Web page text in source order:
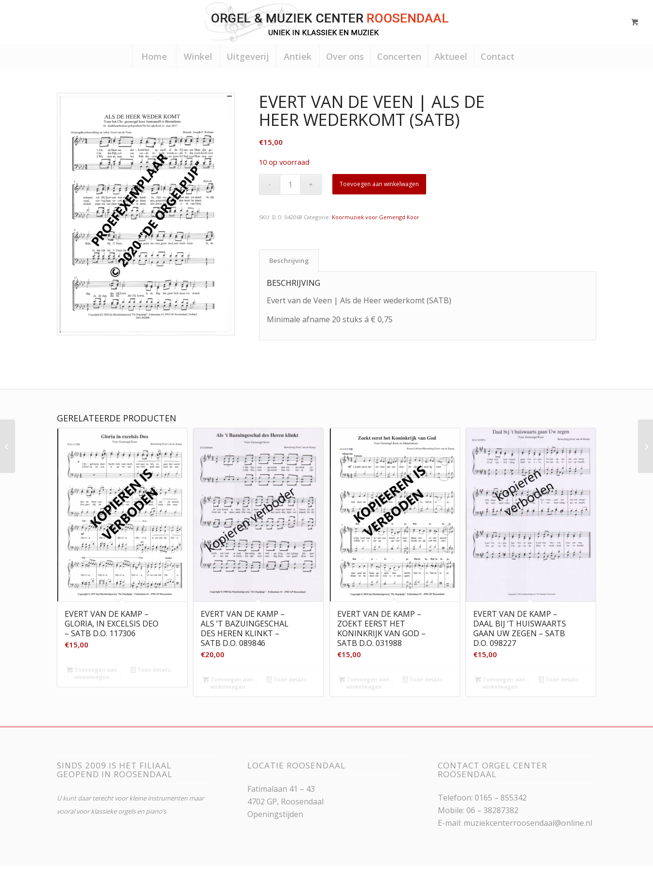
Home Winkel Uitgeverij Antiek Over ons Concerten Aktueel Contact
EVERT VAN DE VEEN | ALS DE
HEER WEDERKOMT (SATB)
€15,00
10 op voorraad
Toevoegen aan winkelwagen
SKU: D.O. 042068 Categorie: Koormuziek voor Gemengd Koor
Beschrijving
BESCHRIJVING
Evert van de Veen | Als de Heer wederkomt (SATB)
Minimale afname 20 stuks á € 0,75
GERELATEERDE PRODUCTEN
EVERT VAN DE KAMP –
GLORIA, IN EXCELSIS DEO
– SATB D.O. 117306
€15,00
Toevoegen aan
winkelwagen
Toon details
EVERT VAN DE KAMP –
ALS ’T BAZUINGESCHAL
DES HEREN KLINKT –
SATB D.O. 089846
€20,00
Toevoegen aan
winkelwagen
Toon details
EVERT VAN DE KAMP –
ZOEKT EERST HET
KONINKRIJK VAN GOD –
SATB D.O. 031988
€15,00
Toevoegen aan
winkelwagen
Toon details
EVERT VAN DE KAMP –
DAAL BIJ ’T HUISWAARTS
GAAN UW ZEGEN – SATB
D.O. 098227
€15,00
Toevoegen aan
winkelwagen
Toon details
SINDS 2009 IS HET FILIAAL
GEOPEND IN ROOSENDAAL
U kunt daar terecht voor kleine instrumenten maar
vooral voor klassieke orgels en piano’s
LOCATIE ROOSENDAAL
Fatimalaan 41 – 43
4702 GP, Roosendaal
Openingstijden
CONTACT ORGEL CENTER
ROOSENDAAL
Telefoon: 0165 – 855342
Mobile: 06 – 38287382
E-mail: muziekcenterroosendaal@online.nl
Heer, ik hoor van rijke